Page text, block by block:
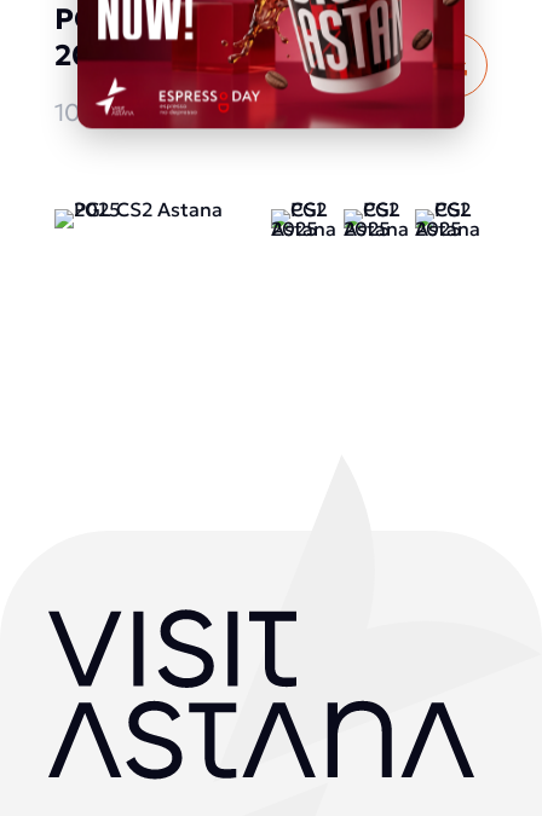
PGL CS2 Astana
2025
10.05.2025 - 18.05.2025
Толығырақ